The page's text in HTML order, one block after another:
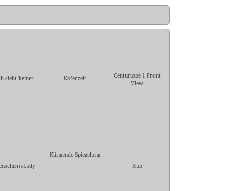
sieht keiner Käferzeit
Centurione 1 Front
View
Lady
Klingende Spiegelung
Kuh